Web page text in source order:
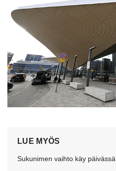
LUE MYÖS
Sukunimen vaihto käy päivässä